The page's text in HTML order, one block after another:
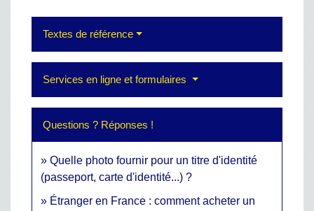
Textes de référence
Services en ligne et formulaires
Questions ? Réponses !
Quelle photo fournir pour un titre d'identité
(passeport, carte d'identité...) ?
Étranger en France : comment acheter un